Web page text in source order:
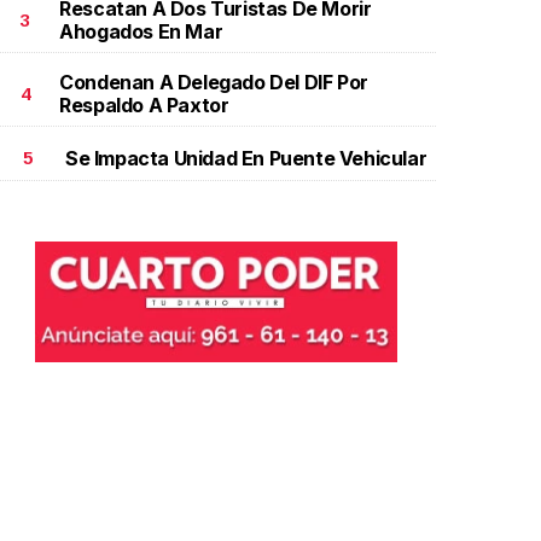
3
Rescatan A Dos Turistas De Morir
Ahogados En Mar
4
Condenan A Delegado Del DIF Por
Respaldo A Paxtor
5 Se Impacta Unidad En Puente Vehicular